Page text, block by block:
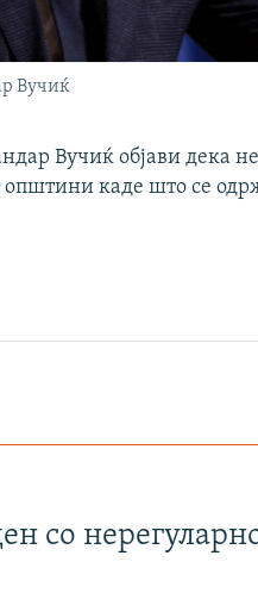
Вучиќ
Вучиќ објави дека
општини каде што се
со